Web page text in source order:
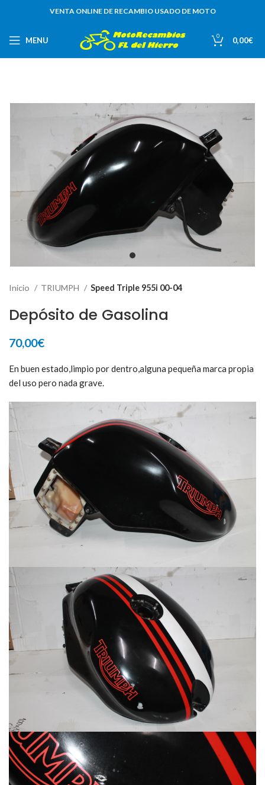
VENTA ONLINE DE RECAMBIO USADO DE MOTO
MENU 0 0,00€
Inicio TRIUMPH Speed Triple 955i 00-04
Depósito de Gasolina
70,00€
En buen estado,limpio por dentro,alguna pequeña marca propia
del uso pero nada grave.